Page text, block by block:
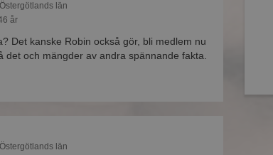
län
år
Det kanske Robin också gör, bli medlem nu
det och mängder av andra spännande fakta.
län